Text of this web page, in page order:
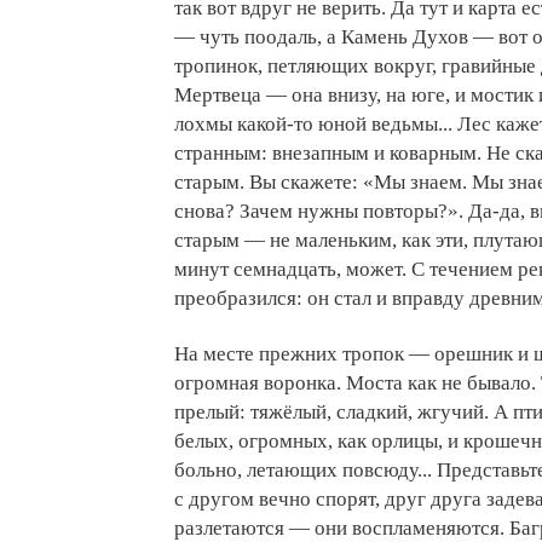
так вот вдруг не верить. Да тут и
— чуть поодаль, а Камень Духов — вот
тропинок, петляющих вокруг,
Мертвеца — она внизу, на юге, и мостик
лохмы какой-то юной ведьмы... Лес
странным: внезапным и коварным. Не
старым. Вы скажете: «Мы знаем. Мы
снова? Зачем нужны повторы?». Да-да,
старым — не маленьким, как эти,
минут семнадцать, может. С течением
преобразился: он стал и вправду
На месте прежних тропок — орешник и
огромная воронка. Моста как не
прелый: тяжёлый, сладкий, жгучий. А
белых, огромных, как орлицы, и
больно, летающих повсюду...
с другом вечно спорят, друг друга
разлетаются — они воспламеняются.